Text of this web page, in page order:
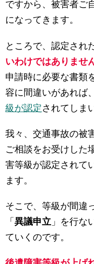
ですから、被害者ご
になってきます。
ところで、認定され
いわけではありませ
申請時に必要な書類
容に間違いがあれば
級が認定されてしま
我々、交通事故の被
ご相談をお受けした
害等級が認定されて
ます。
そこで、等級が間違
「異議申立 」を行な
ていくのです。